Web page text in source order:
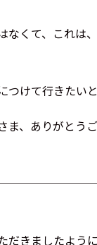
なくて、これは
つけて行きたいと
ま、ありがとう
きましたように